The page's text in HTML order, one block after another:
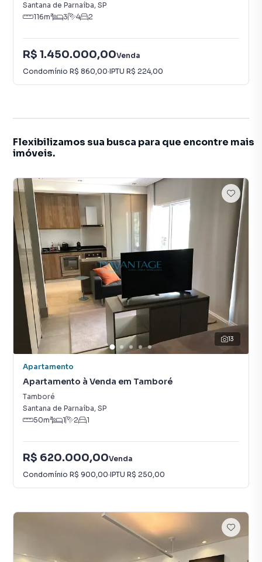
Santana de Parnaíba, SP
116m² 3 4 2
R$ 1.450.000,00Venda
Condomínio R$ 860,00·IPTU R$ 224,00
Flexibilizamos sua busca para que encontre mais
imóveis.
13
Apartamento
Apartamento à Venda em Tamboré
Tamboré
Santana de Parnaíba, SP
50m² 1 2 1
R$ 620.000,00Venda
Condomínio R$ 900,00·IPTU R$ 250,00